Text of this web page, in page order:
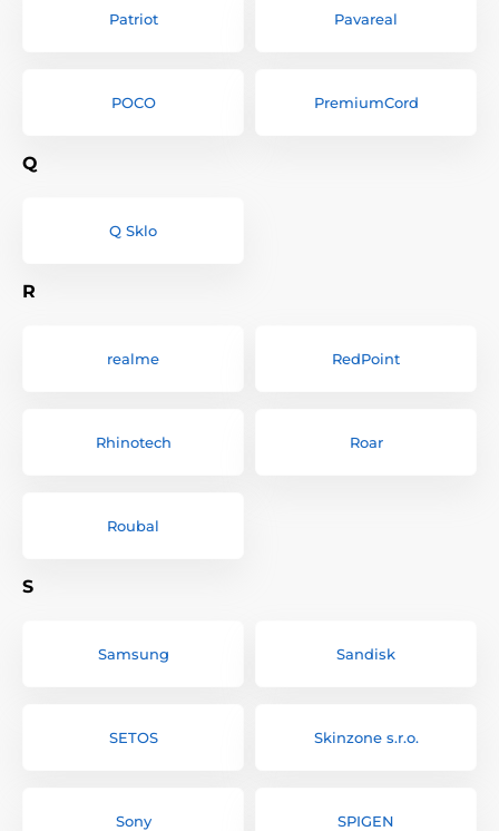
Patriot Pavareal
POCO PremiumCord
Q
Q Sklo
R
realme RedPoint
Rhinotech Roar
Roubal
S
Samsung Sandisk
SETOS Skinzone s.r.o.
Sony SPIGEN